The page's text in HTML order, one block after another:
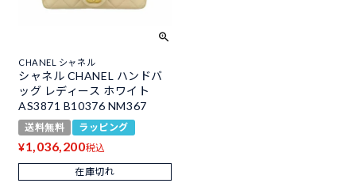
CHANEL シャネル
シャネル CHANEL ハンドバ
ッグ レディース ホワイト
AS3871 B10376 NM367
送料無料 ラッピング
¥1,036,200税込
在庫切れ